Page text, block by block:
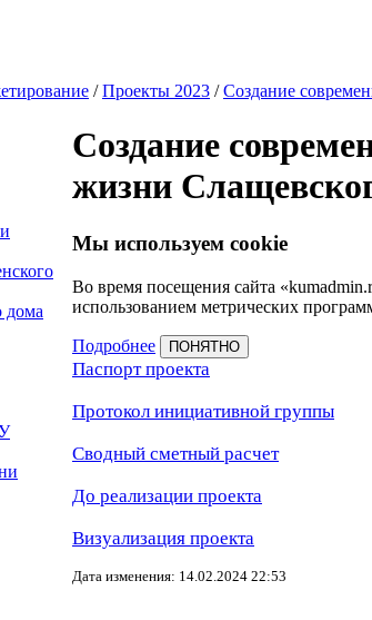
/Проекты 2023 /Создание
дома
Создание
жизни
Мы используем cookie
Во время посещения сайта
использованием метрических
Подробнее ПОНЯТНО
Паспорт проекта
Протокол инициативной группы
Сводный сметный расчет
До реализации проекта
Визуализация проекта
Дата изменения: 14.02.2024 22:53